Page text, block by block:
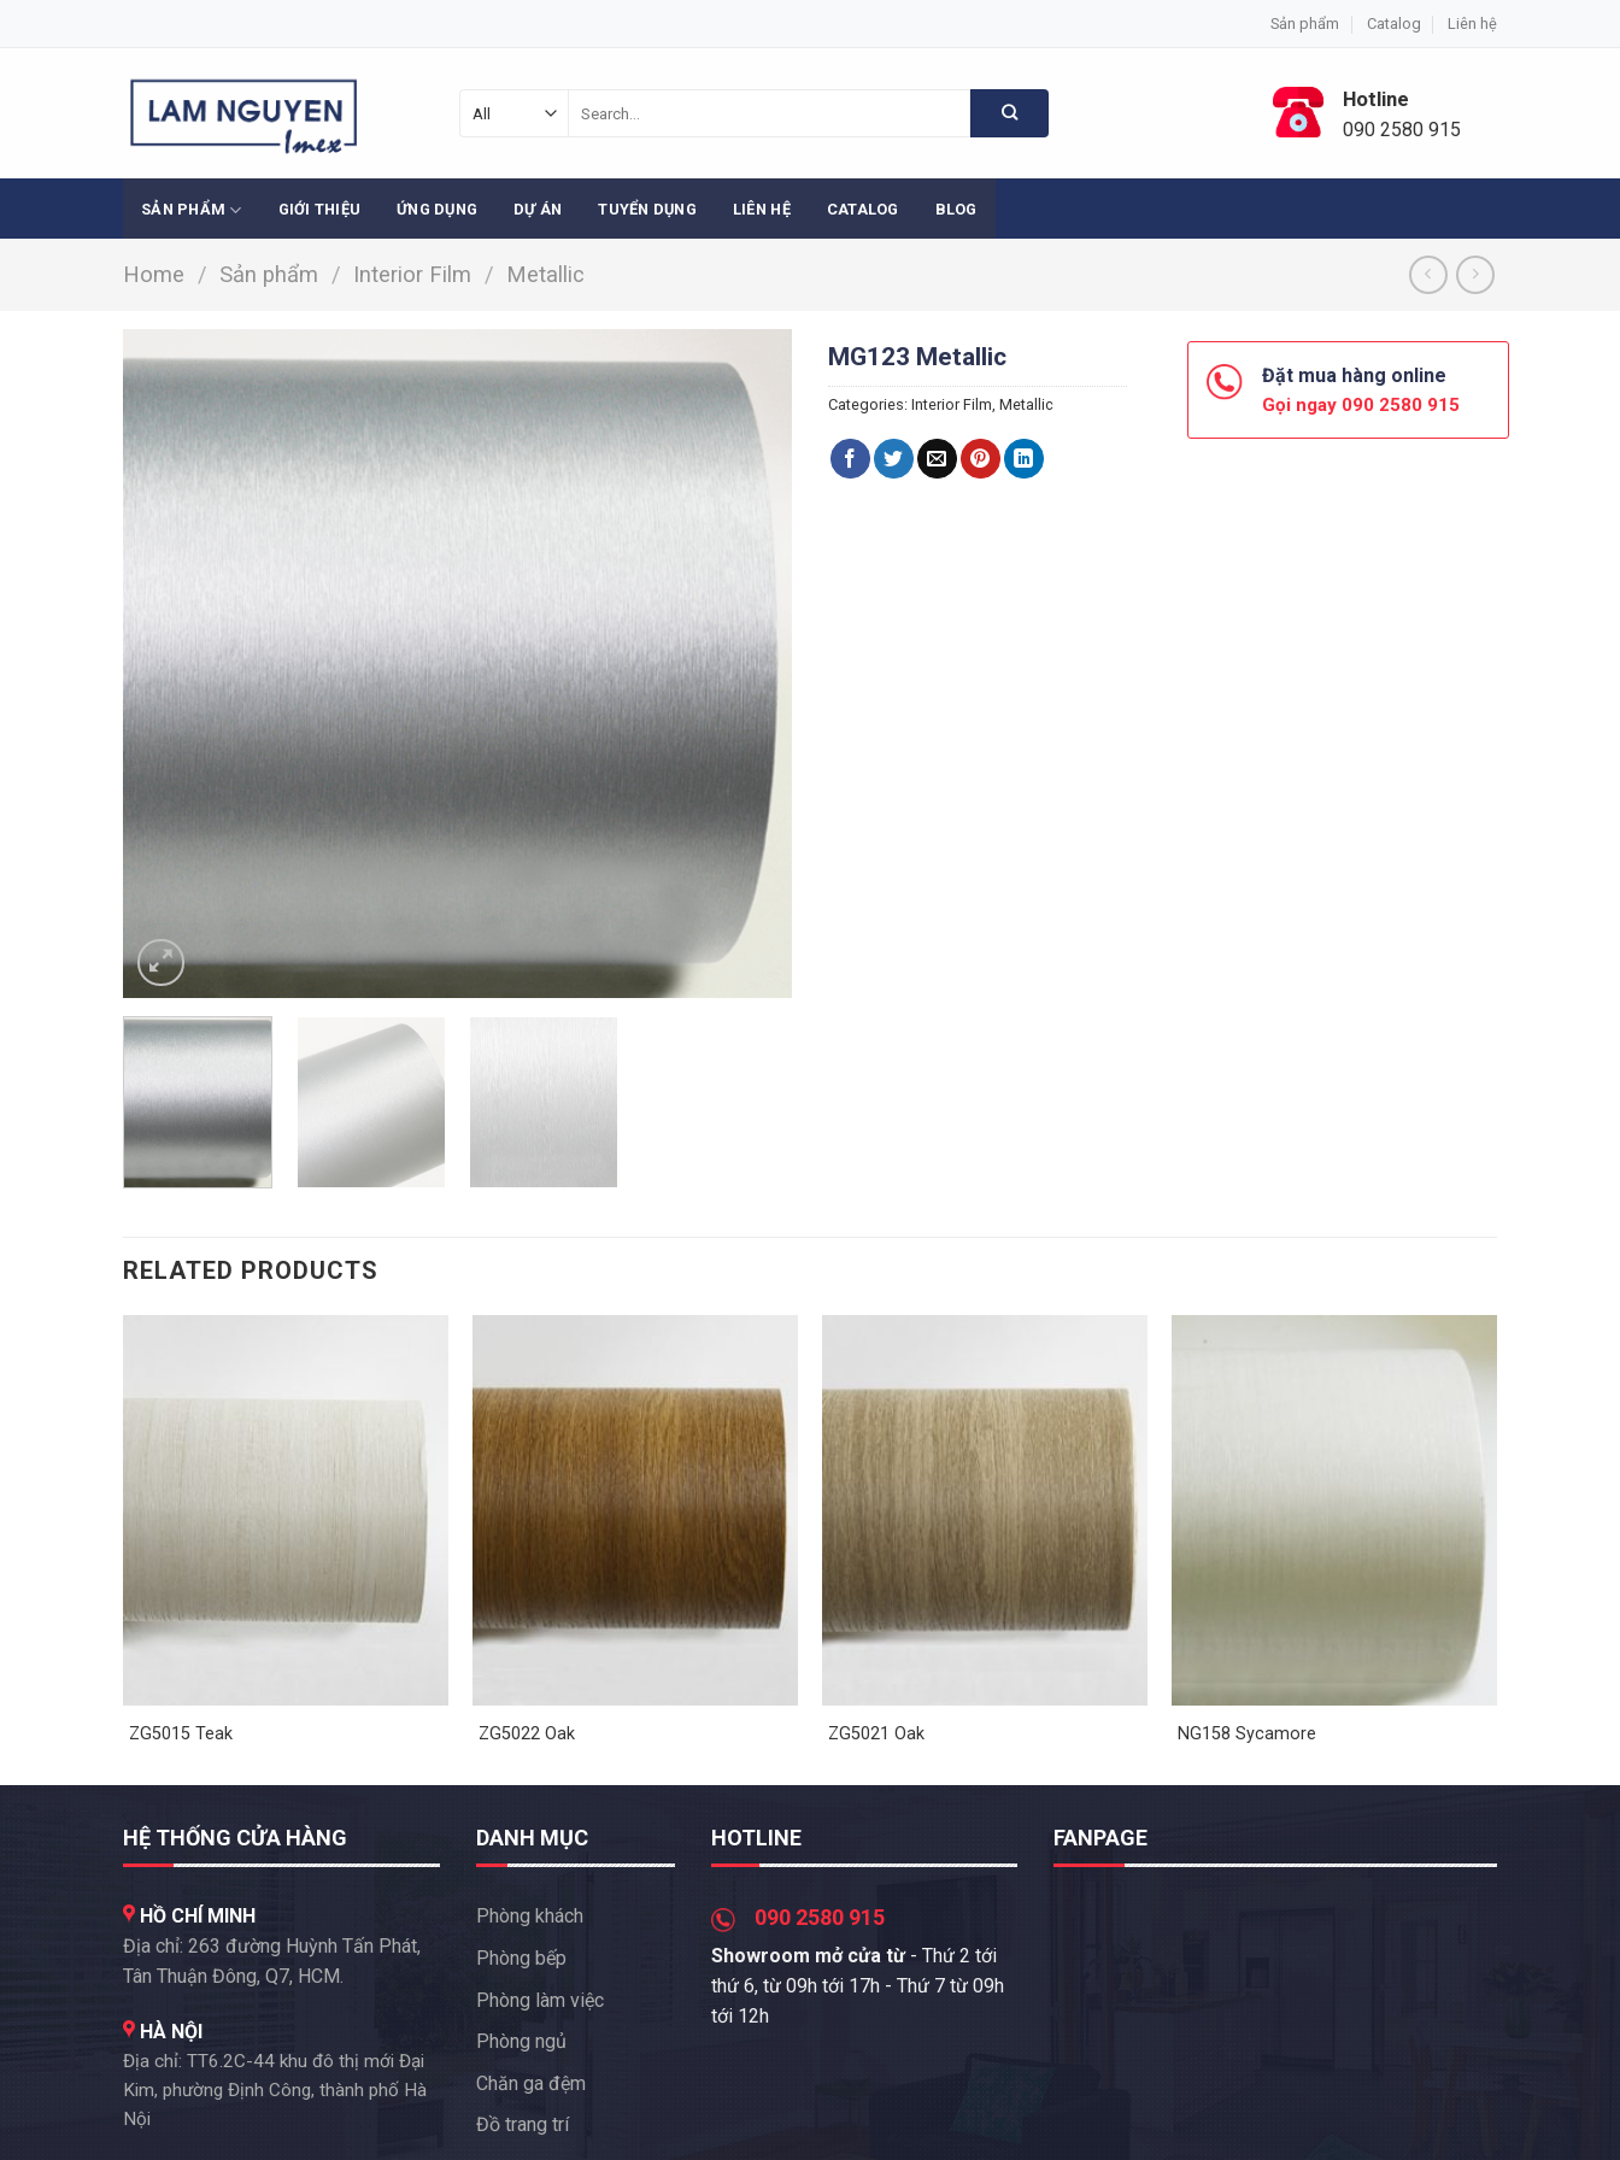
Sản phẩm Catalog Liên hệ
for:
Hotline
090 2580 915
SẢN PHẨM GIỚI THIỆU ỨNG DỤNG DỰ ÁN TUYỂN DỤNG LIÊN HỆ CATALOG BLOG
Home / Sản phẩm / Interior Film / Metallic
MG123 Metallic
Categories: Interior Film, Metallic
Đặt mua hàng online
Gọi ngay 090 2580 915
RELATED PRODUCTS
ZG5015 Teak ZG5022 Oak ZG5021 Oak NG158 Sycamore
HỆ THỐNG CỬA HÀNG
HỒ CHÍ MINH
Địa chỉ: 263 đường Huỳnh Tấn Phát,
Tân Thuận Đông, Q7, HCM.
HÀ NỘI
Địa chỉ: TT6.2C-44 khu đô thị mới Đại
Kim, phường Định Công, thành phố Hà
Nội
DANH MỤC
Phòng khách
Phòng bếp
Phòng làm việc
Phòng ngủ
Chăn ga đệm
Đồ trang trí
HOTLINE
090 2580 915
Showroom mở cửa từ - Thứ 2 tới
thứ 6, từ 09h tới 17h - Thứ 7 từ 09h
tới 12h
FANPAGE